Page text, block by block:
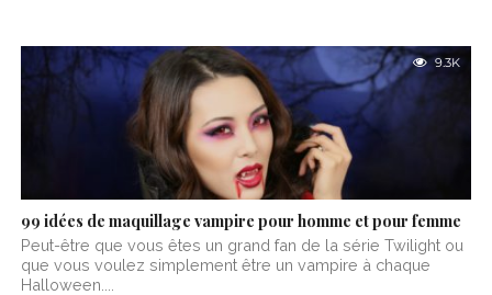
9.3K
99 idées de maquillage vampire pour homme et pour femme
Peut-être que vous êtes un grand fan de la série Twilight ou
que vous voulez simplement être un vampire à chaque
Halloween....